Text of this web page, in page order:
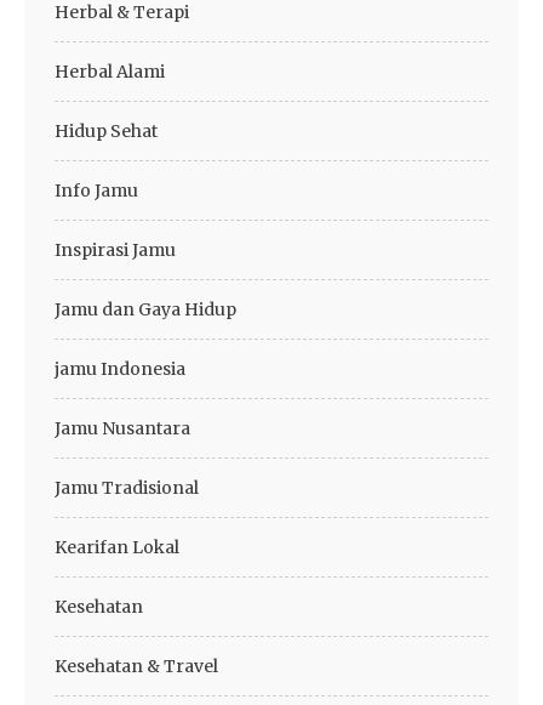
Herbal & Terapi
Herbal Alami
Hidup Sehat
Info Jamu
Inspirasi Jamu
Jamu dan Gaya Hidup
jamu Indonesia
Jamu Nusantara
Jamu Tradisional
Kearifan Lokal
Kesehatan
Kesehatan & Travel